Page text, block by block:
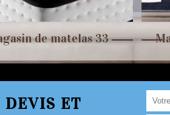
de matelas 33
DEVIS ET